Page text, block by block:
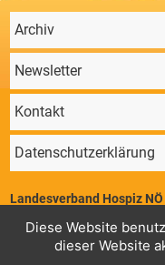
Archiv
Newsletter
Kontakt
Datenschutzerklärung
Landesverband Hospiz NÖ
Mail:office@hospiz-noe.at
Konto Landesverband Hospiz
Diese Website
dieser Website